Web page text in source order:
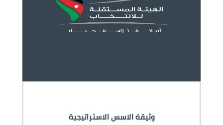
وثيقة الاسس الاستراتيجية